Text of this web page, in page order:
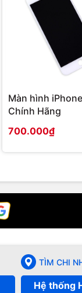
Màn hình
Chính Hãng
700.000₫
TÌM CHI
Hệ thống